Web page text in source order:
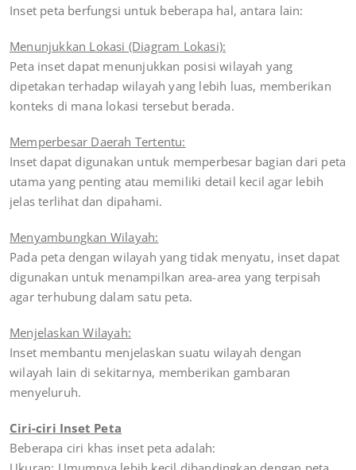
Inset peta berfungsi untuk beberapa hal, antara lain:
Menunjukkan Lokasi (Diagram Lokasi):
Peta inset dapat menunjukkan posisi wilayah yang
dipetakan terhadap wilayah yang lebih luas, memberikan
konteks di mana lokasi tersebut berada.
Memperbesar Daerah Tertentu:
Inset dapat digunakan untuk memperbesar bagian dari peta
utama yang penting atau memiliki detail kecil agar lebih
jelas terlihat dan dipahami.
Menyambungkan Wilayah:
Pada peta dengan wilayah yang tidak menyatu, inset dapat
digunakan untuk menampilkan area-area yang terpisah
agar terhubung dalam satu peta.
Menjelaskan Wilayah:
Inset membantu menjelaskan suatu wilayah dengan
wilayah lain di sekitarnya, memberikan gambaran
menyeluruh.
Ciri-ciri Inset Peta
Beberapa ciri khas inset peta adalah: